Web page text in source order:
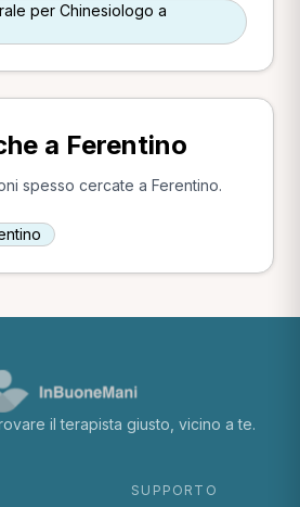
per Chinesiologo a
a Ferentino
spesso cercate a Ferentino.
il terapista giusto, vicino a te.
SUPPORTO